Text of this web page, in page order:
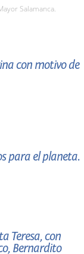
Salamanca.
con motivo de
para el planeta.
Teresa, con
Bernardito